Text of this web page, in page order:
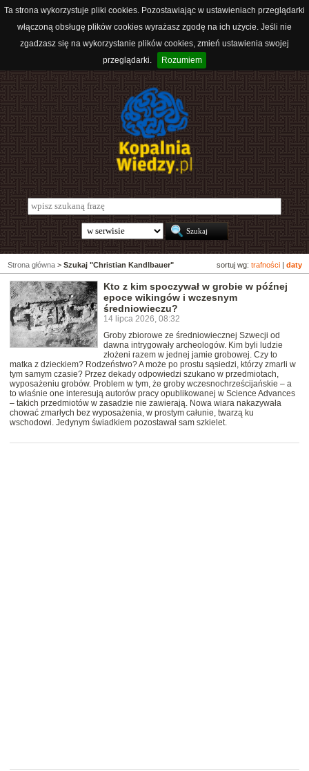
Ta strona wykorzystuje pliki cookies. Pozostawiając w ustawieniach przeglądarki
włączoną obsługę plików cookies wyrażasz zgodę na ich użycie. Jeśli nie
zgadzasz się na wykorzystanie plików cookies, zmień ustawienia swojej
przeglądarki.
Rozumiem
sortuj wg: trafności daty
Strona główna > Szukaj "Christian Kandlbauer"
Kto z kim spoczywał w grobie w późnej
epoce wikingów i wczesnym
średniowieczu?
14 lipca 2026, 08:32
Groby zbiorowe ze średniowiecznej Szwecji od
dawna intrygowały archeologów. Kim byli ludzie
złożeni razem w jednej jamie grobowej. Czy to
matka z dzieckiem? Rodzeństwo? A może po prostu sąsiedzi, którzy zmarli w
tym samym czasie? Przez dekady odpowiedzi szukano w przedmiotach,
wyposażeniu grobów. Problem w tym, że groby wczesnochrześcijańskie – a
to właśnie one interesują autorów pracy opublikowanej w Science Advances
– takich przedmiotów w zasadzie nie zawierają. Nowa wiara nakazywała
chować zmarłych bez wyposażenia, w prostym całunie, twarzą ku
wschodowi. Jedynym świadkiem pozostawał sam szkielet.